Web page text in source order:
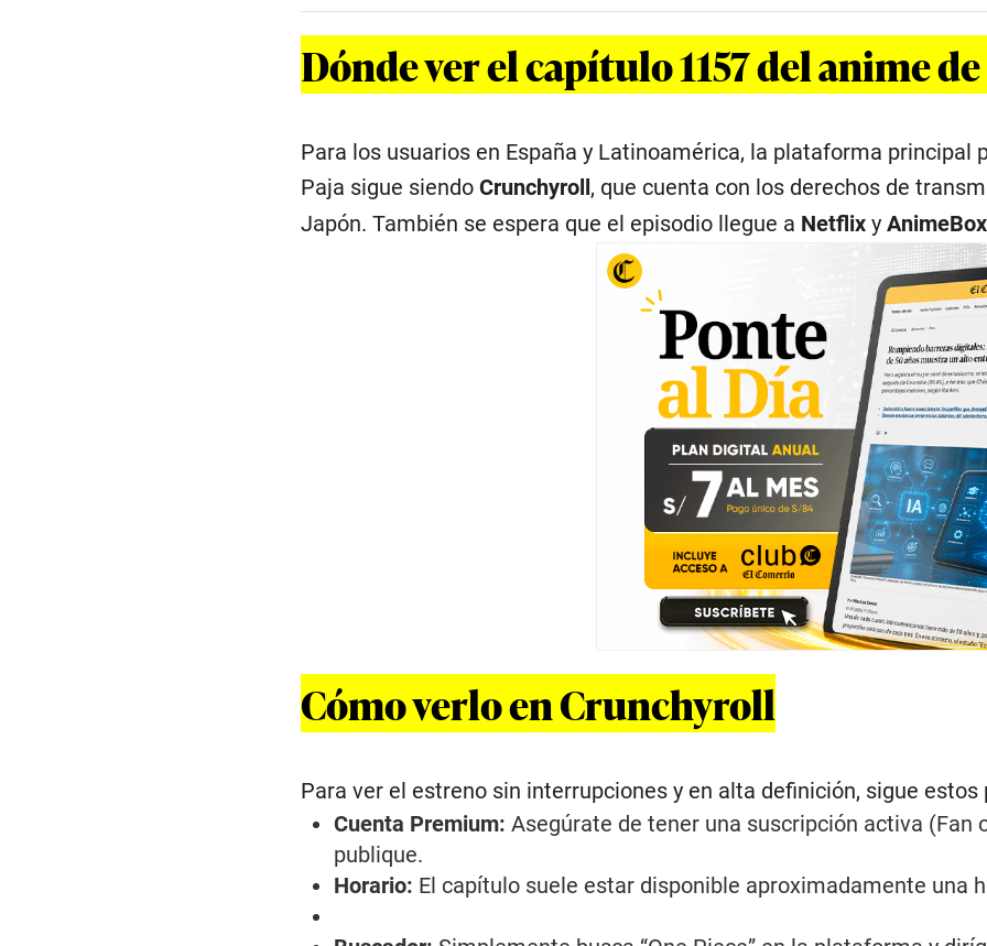
Dónde ver el capítulo 1157 del anime de
Para los usuarios en España y Latinoamérica, la plataforma principal
Paja sigue siendoCrunchyroll, que cuenta con los derechos de
Japón. También se espera que el episodio llegue a Netflix yAnimeBox
Cómo verlo en Crunchyroll
Para ver el estreno sin interrupciones y en alta definición, sigue estos
Cuenta Premium: Asegúrate de tener una suscripción activa (Fan
publique.
Horario: El capítulo suele estar disponible aproximadamente una